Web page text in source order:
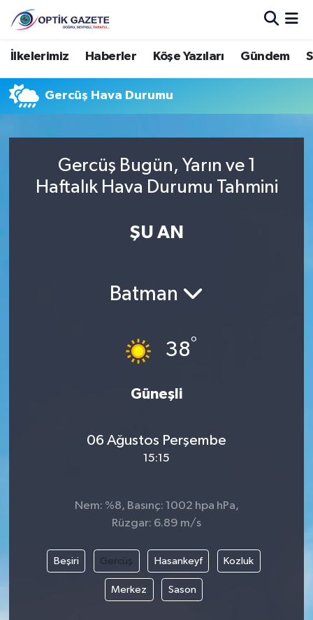
İlkelerimiz Haberler Köşe Yazıları Gündem
Gercüş Hava Durumu
Gercüş Bugün, Yarın ve 1
Haftalık Hava Durumu Tahmini
ŞU AN
Batman
38°
Güneşli
06 Ağustos Perşembe
15:15
Nem: %8, Basınç: 1002 hpa hPa,
Rüzgar: 6.89 m/s
Beşiri Gercüş Hasankeyf Kozluk
Merkez Sason
Nöbetçi Eczaneler
Hava Durumu
Trafik Durumu
Süper Lig Puan Durumu ve Fikstür